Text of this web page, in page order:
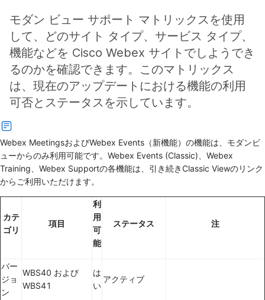
モダン ビュー サポート マトリックスを使用
して、どのサイト タイプ、サービス タイプ、
機能などを Cisco Webex サイトでしようでき
るのかを確認できます。このマトリックス
は、現在のアップデートにおける機能の利用
可否とステータスを示しています。
Webex MeetingsおよびWebex Events（新機能）の機能は、モダンビ
ューからのみ利用可能です。Webex Events (Classic)、Webex
Training、Webex Supportの各機能は、引き続きClassic Viewのリンク
からご利用いただけます。
カテ
ゴリ
項目
利
用
可
能
ステータス 注
バー
ジョ
ン
WBS40 および
WBS41
は
い
アクティブ